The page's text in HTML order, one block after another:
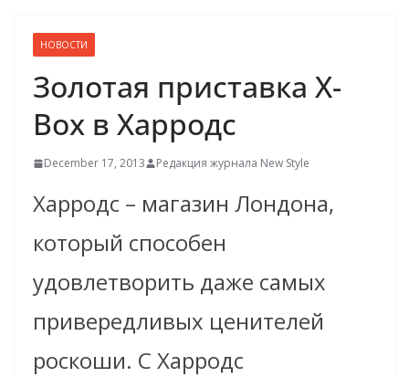
НОВОСТИ
Золотая приставка X-
Box в Харродс
December 17, 2013 Редакция журнала New Style
Харродс – магазин Лондона,
который способен
удовлетворить даже самых
привередливых ценителей
роскоши. С Харродс